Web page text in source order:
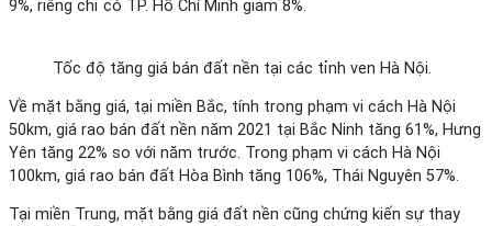
9%, riêng chỉ có TP. Hồ Chí Minh giảm 8%.
Tốc độ tăng giá bán đất nền tại các tỉnh ven Hà Nội.
Về mặt bằng giá, tại miền Bắc, tính trong phạm vi cách Hà Nội
50km, giá rao bán đất nền năm 2021 tại Bắc Ninh tăng 61%, Hưng
Yên tăng 22% so với năm trước. Trong phạm vi cách Hà Nội
100km, giá rao bán đất Hòa Bình tăng 106%, Thái Nguyên 57%.
Tại miền Trung, mặt bằng giá đất nền cũng chứng kiến sự thay